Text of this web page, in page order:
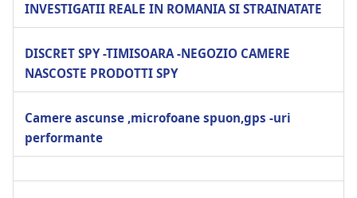
INVESTIGATII REALE IN ROMANIA SI STRAINATATE
DISCRET SPY -TIMISOARA -NEGOZIO CAMERE
NASCOSTE PRODOTTI SPY
Camere ascunse ,microfoane spuon,gps -uri
performante